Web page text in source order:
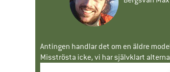
Antingen handlar det om en äldre
Misströsta icke, vi har självklart